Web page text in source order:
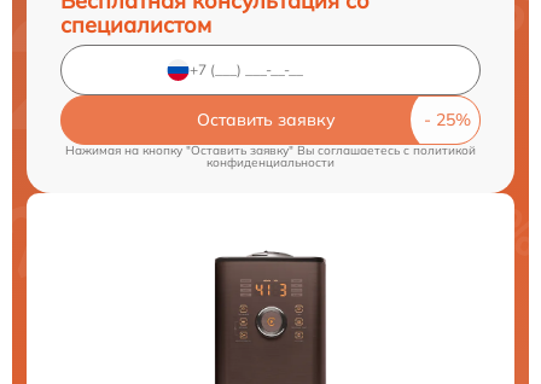
специалистом
Оставить заявку
Нажимая на кнопку "Оставить заявку" Вы соглашаетесь cполитикой
конфиденциальности